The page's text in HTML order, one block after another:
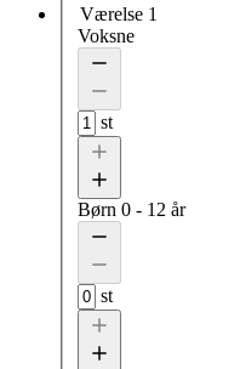
Værelse 1
Voksne
st
Børn 0 - 12 år
st